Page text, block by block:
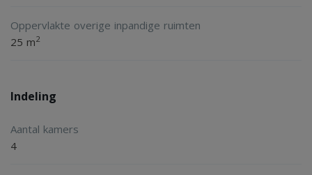
worden;
Oppervlakte overige inpandige ruimten
25 m2
Indeling
Aantal kamers
4